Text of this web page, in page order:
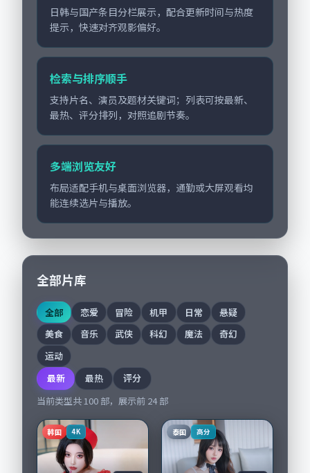
日韩与国产条目分栏展示，配合更新时间与热度
提示，快速对齐观影偏好。
检索与排序顺手
支持片名、演员及题材关键词；列表可按最新、
最热、评分排列，对照追剧节奏。
多端浏览友好
布局适配手机与桌面浏览器，通勤或大屏观看均
能连续选片与播放。
全部片库
全部 恋爱 冒险 机甲 日常
悬疑
美食
音乐 武侠 科幻 魔法
奇幻
运动
最新
最热
评分
当前类型共 100 部，展示前 24部
韩国 4K 泰国 高分